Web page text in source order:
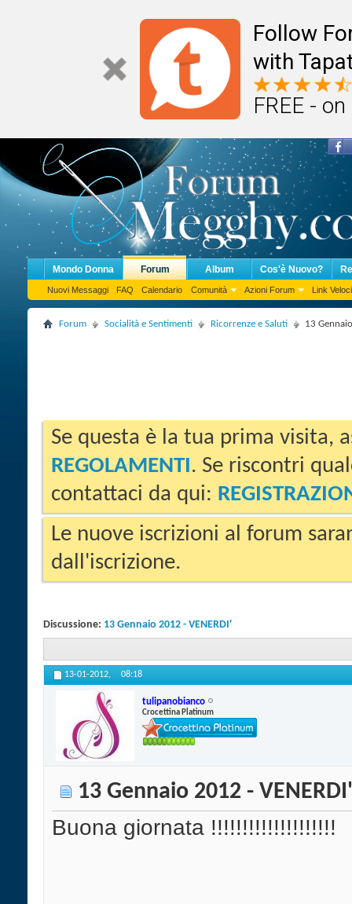
Follow
with
FREE -
Mondo Donna Forum
Nuovi Messaggi FAQ Calendario Comunità Azioni Forum Link Veloci
Album Cos'è Nuovo?
Forum Socialità e Sentimenti Ricorrenze e Saluti 13
Se questa è la tua prima visita,
REGOLAMENTI. Se riscontri
contattaci da qui:
Le nuove iscrizioni al forum
dall'iscrizione.
Discussione: 13 Gennaio 2012 - VENERDI'
13-01-2012, 08:18
tulipanobianco
Crocettina Platinum
13 Gennaio 2012 - VENERDI'
Buona giornata !!!!!!!!!!!!!!!!!!!!